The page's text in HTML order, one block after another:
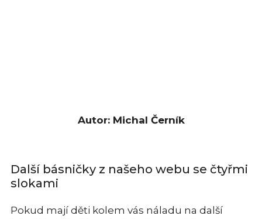
Autor: Michal Černík
Další básničky z našeho webu se čtyřmi
slokami
Pokud mají děti kolem vás náladu na další